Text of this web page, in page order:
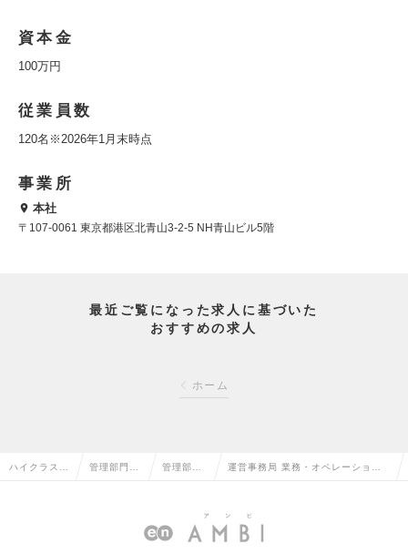
資本金
100万円
従業員数
120名※2026年1月末時点
事業所
本社
〒107-0061 東京都港区北青山3-2-5 NH青山ビル5階
最近ご覧になった求人に基づいた
おすすめの求人
ホーム
ハイクラス求 管理部門系 管理部長 運営事務局 業務・オペレーション